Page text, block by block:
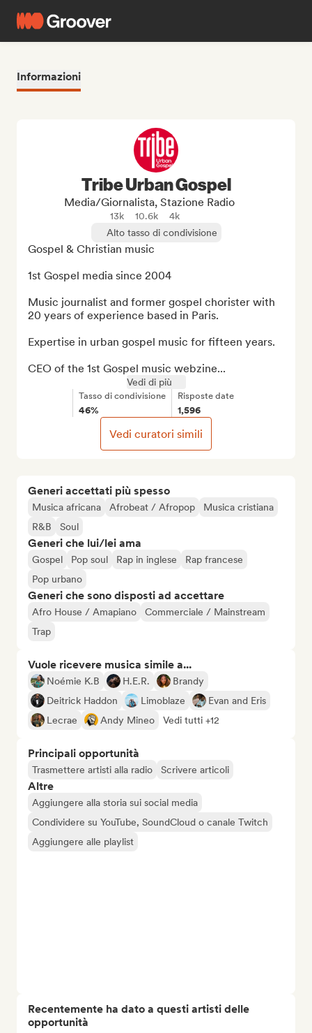
Informazioni
Generi accettati più spesso
Musica africana Afrobeat / Afropop
Musica cristiana
R&B
Soul
Generi che lui/lei ama
Gospel Pop soul Rap in inglese
Rap francese
Pop urbano
Generi che sono disposti ad accettare
Afro House / Amapiano
Commerciale / Mainstream
Trap
Vuole ricevere musica simile a...
Noémie K.B H.E.R.
Brandy
Deitrick Haddon
Limoblaze
Evan and Eris
Lecrae
Andy Mineo Vedi tutti +12
Principali opportunità
Trasmettere artisti alla radio Scrivere articoli
Altre
Aggiungere alla storia sui social media
Condividere su YouTube, SoundCloud o canale Twitch
Aggiungere alle playlist
Recentemente ha dato a questi artisti delle
opportunità
Tribe Urban Gospel
Media/Giornalista, Stazione Radio
13k 10.6k
4k
Alto tasso di condivisione
Gospel & Christian music
1st Gospel media since 2004
Music journalist and former gospel chorister with
20 years of experience based in Paris.
Expertise in urban gospel music for fifteen years.
CEO of the 1st Gospel music webzine...
Vedi di più
Tasso di condivisione
46%
Risposte date
1,596
Vedi curatori simili